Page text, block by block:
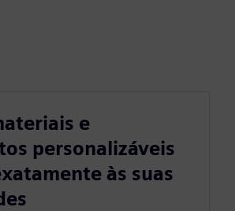
e
personalizáveis
às suas